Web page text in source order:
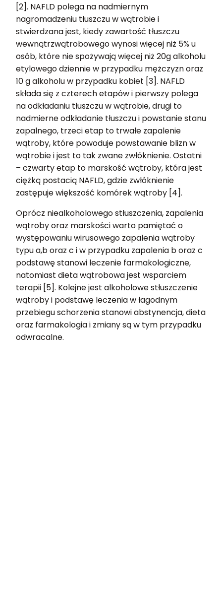
[2]. NAFLD polega na nadmiernym
nagromadzeniu tłuszczu w wątrobie i
stwierdzana jest, kiedy zawartość tłuszczu
wewnątrzwątrobowego wynosi więcej niż 5% u
osób, które nie spożywają więcej niż 20g alkoholu
etylowego dziennie w przypadku mężczyzn oraz
10 g alkoholu w przypadku kobiet [3]. NAFLD
składa się z czterech etapów i pierwszy polega
na odkładaniu tłuszczu w wątrobie, drugi to
nadmierne odkładanie tłuszczu i powstanie stanu
zapalnego, trzeci etap to trwałe zapalenie
wątroby, które powoduje powstawanie blizn w
wątrobie i jest to tak zwane zwłóknienie. Ostatni
– czwarty etap to marskość wątroby, która jest
ciężką postacią NAFLD, gdzie zwłóknienie
zastępuje większość komórek wątroby [4].
Oprócz niealkoholowego stłuszczenia, zapalenia
wątroby oraz marskości warto pamiętać o
występowaniu wirusowego zapalenia wątroby
typu a,b oraz c i w przypadku zapalenia b oraz c
podstawę stanowi leczenie farmakologiczne,
natomiast dieta wątrobowa jest wsparciem
terapii [5]. Kolejne jest alkoholowe stłuszczenie
wątroby i podstawę leczenia w łagodnym
przebiegu schorzenia stanowi abstynencja, dieta
oraz farmakologia i zmiany są w tym przypadku
odwracalne.